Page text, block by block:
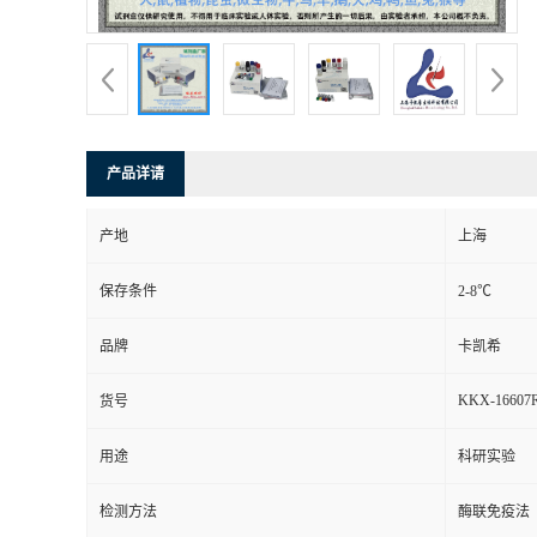
产品详请
产地 上海
保存条件 2-8℃
品牌 卡凯希
货号 KKX-
用途 科研实验
检测方法 酶联免疫法